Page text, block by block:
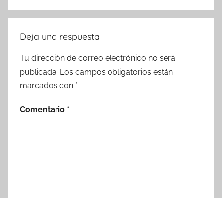
Deja una respuesta
Tu dirección de correo electrónico no será
publicada. Los campos obligatorios están
marcados con *
Comentario *